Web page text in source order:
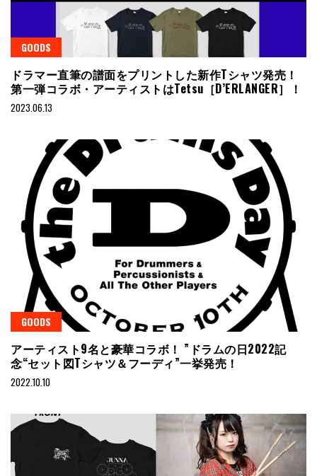
GOODS
ドラマー直筆の譜面をプリントした新作Tシャツ発売！
第一弾コラボ・アーティストはTetsu［D’ERLANGER］！
2023.06.13
GOODS
アーティスト9名と豪華コラボ！ ”ドラムの日2022記
念“セット図Tシャツ＆フーディ”一挙発売！
2022.10.10